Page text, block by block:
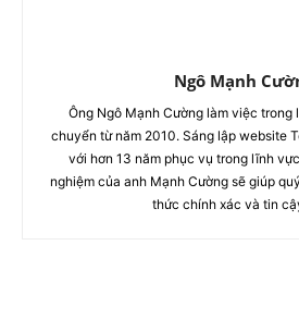
Ngô Mạnh
Ông Ngô Mạnh Cường làm việc
chuyển từ năm 2010. Sáng lập website
với hơn 13 năm phục vụ trong lĩnh
nghiệm của anh Mạnh Cường sẽ giúp
thức chính xác và tin